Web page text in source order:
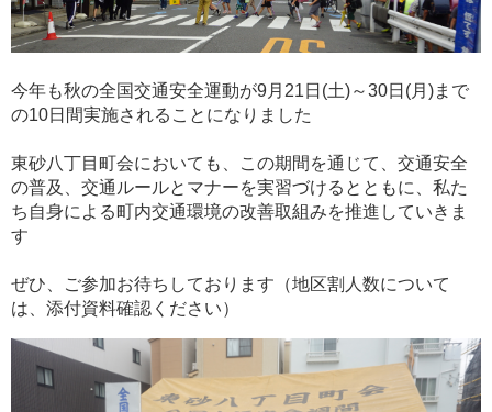
今年も秋の全国交通安全運動が9月21日(土)～30日(月)まで
の10日間実施されることになりました
東砂八丁目町会においても、この期間を通じて、交通安全
の普及、交通ルールとマナーを実習づけるとともに、私た
ち自身による町内交通環境の改善取組みを推進していきま
す
ぜひ、ご参加お待ちしております（地区割人数について
は、添付資料確認ください）